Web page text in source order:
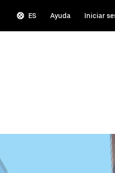
ES Ayuda Iniciar